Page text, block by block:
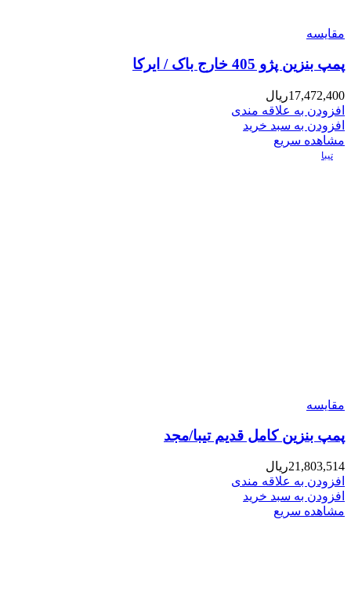
مقایسه
پمپ بنزین پژو 405 خارج باک / ایرکا
17,472,400ریال
افزودن به علاقه مندی
افزودن به سبد خرید
مشاهده سریع
تیبا
مقایسه
پمپ بنزین کامل قدیم تیبا/مجد
21,803,514ریال
افزودن به علاقه مندی
افزودن به سبد خرید
مشاهده سریع